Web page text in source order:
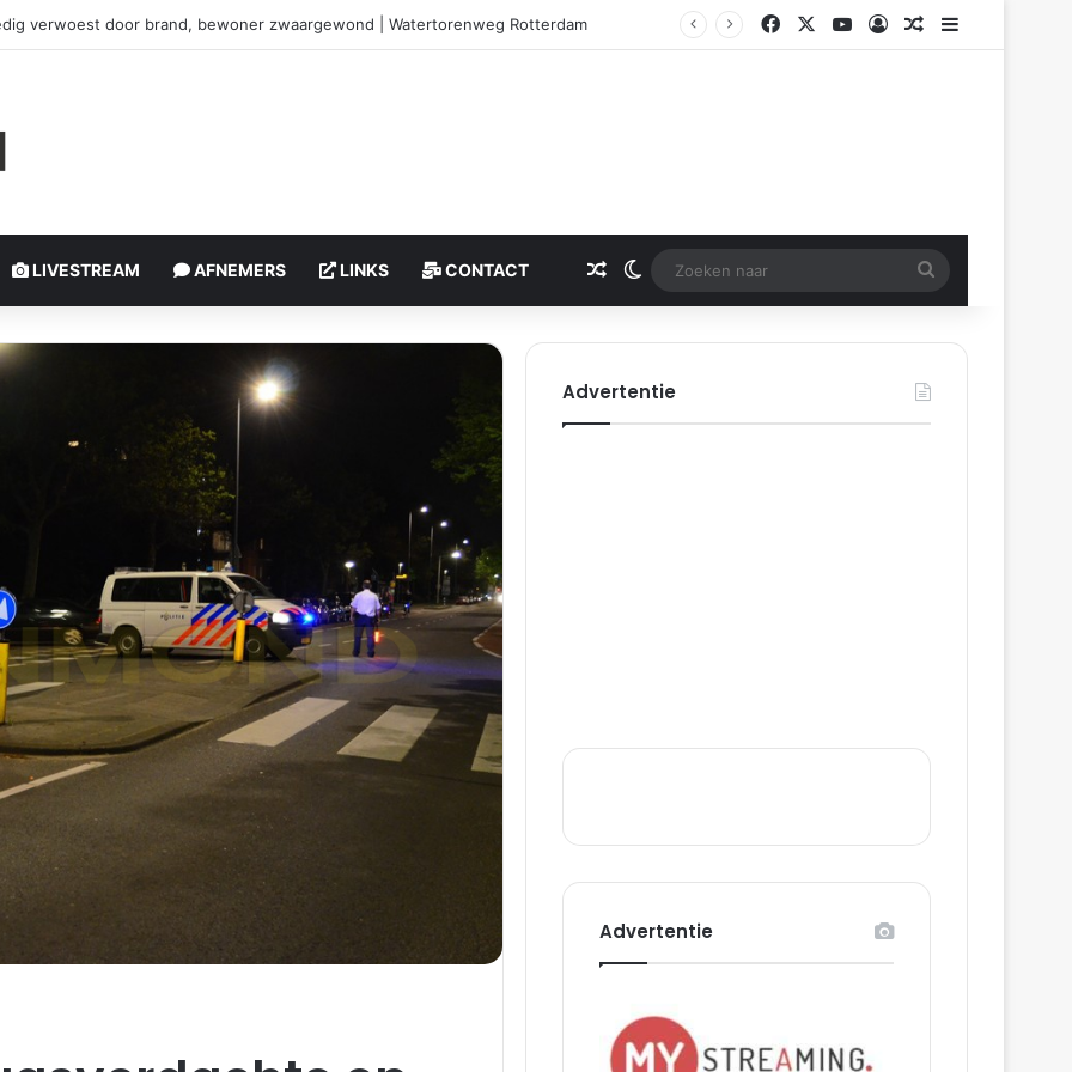
in duingebied | Oosterduinpad Ouddorp Facebook
X YouTubeLog InGerelateerd artikel
Sidebar
LIVESTREAM AFNEMERS LINKS CONTACT Gerelateerd artikel
Switch skin
Zoeken
naar
Advertentie
Advertentie